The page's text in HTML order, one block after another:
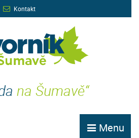
Kontakt
na Šumavě“
Menu